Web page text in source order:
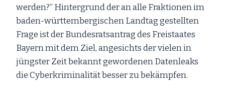
werden?“ Hintergrund der an alle Fraktionen im
baden-württembergischen Landtag gestellten
Frage ist der Bundesratsantrag des Freistaates
Bayern mit dem Ziel, angesichts der vielen in
jüngster Zeit bekannt gewordenen Datenleaks
die Cyberkriminalität besser zu bekämpfen.